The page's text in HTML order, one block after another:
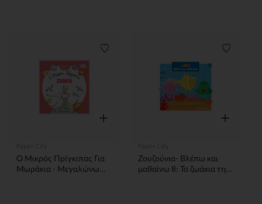
Λίστα προτιμήσεων
Γρήγορη επισκόπηση
Ο Μικρός Πρίγκιπας Για
Μωράκια - Μεγαλώνω
Λίστα
Γρήγορη
Ζουζούνια- Βλέπω και
μαθαίνω 8: Τα ζωάκια της